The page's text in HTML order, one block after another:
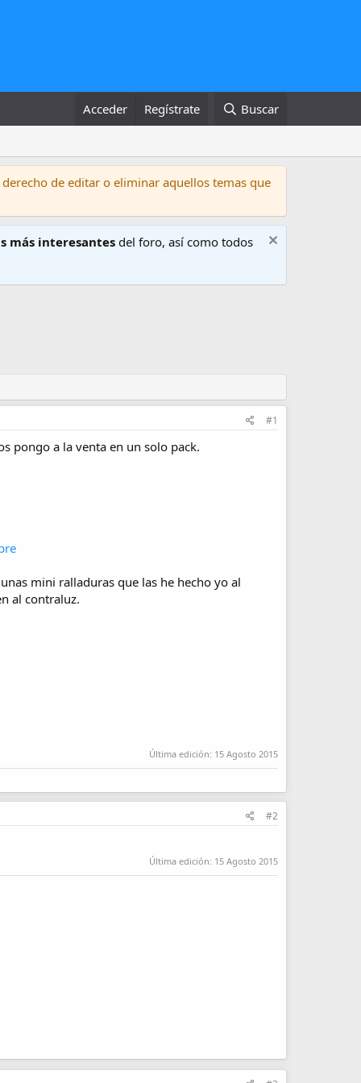
Acceder Regístrate Buscar
de editar o eliminar aquellos temas que
más interesantes del foro, así como todos
#1
pongo a la venta en un solo pack.
mini ralladuras que las he hecho yo al
al contraluz.
Última edición: 15 Agosto 2015
#2
Última edición: 15 Agosto 2015